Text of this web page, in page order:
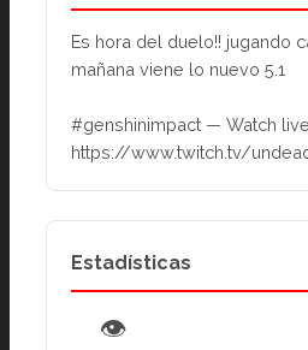
Es hora del duelo!! jugando
mañana viene lo nuevo 5.1
#genshinimpact — Watch
https://www.twitch.tv/
Estadísticas
👁